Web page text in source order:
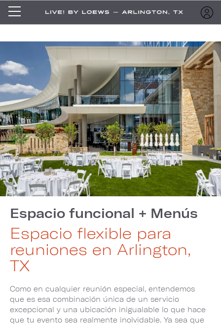
Espacio funcional + Menús
Espacio flexible para
reuniones en Arlington,
TX
Como en cualquier reunión especial, entendemos
que es esa combinación única de un servicio
excepcional y una ubicación inigualable lo que hace
que tu evento sea realmente inolvidable. Ya sea que